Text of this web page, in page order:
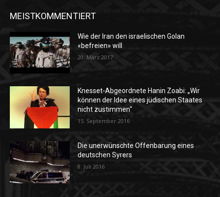
MEISTKOMMENTIERT
Wie der Iran den israelischen Golan
«befreien» will
20. März 2017
Knesset-Abgeordnete Hanin Zoabi: „Wir
können der Idee eines jüdischen Staates
nicht zustimmen“
15. September 2016
Die unerwünschte Offenbarung eines
deutschen Syrers
8. Juli 2016